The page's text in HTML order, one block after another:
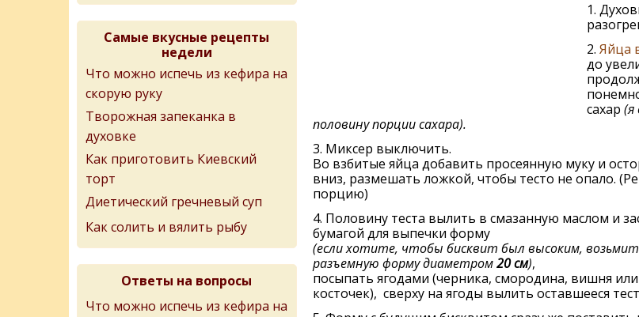
1.
2. Яйца
до
сахар (я
половину порции сахара).
3. Миксер выключить.
Во взбитые яйца добавить просеянную муку и
вниз, размешать ложкой, чтобы тесто не опало.
порцию)
4. Половину теста вылить в смазанную маслом и
бумагой для выпечки форму
(если хотите, чтобы бисквит был высоким,
разъемную форму диаметром20 см),
посыпать ягодами (черника, смородина, вишня
косточек), сверху на ягоды вылить оставшееся
Самые вкусные рецепты
недели
Что можно испечь из кефира на
скорую руку
Творожная запеканка в
духовке
Как приготовить Киевский
торт
Диетический гречневый суп
Как солить и вялить рыбу
Ответы на вопросы
Что можно испечь из кефира на